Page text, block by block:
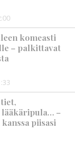
komeasti
– palkittavat
lääkäripula… –
piisasi